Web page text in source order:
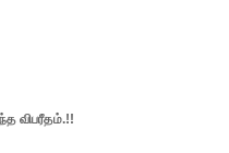
விபரீதம்.!!